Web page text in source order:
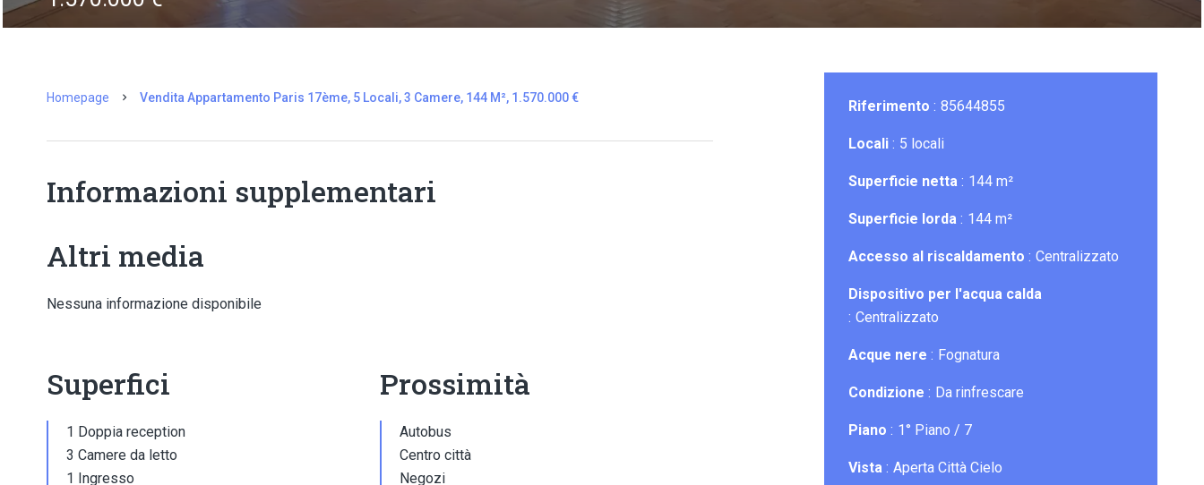
Homepage Vendita Appartamento Paris 17ème, 5 Locali, 3 Camere, 144 M², 1.570.000 €
Informazioni supplementari
Altri media
Nessuna informazione disponibile
Superfici
1 Doppia reception
3 Camere da letto
1 Ingresso
Prossimità
Autobus
Centro città
Negozi
Riferimento 85644855
Locali 5 locali
Superficie netta 144 m²
Superficie lorda 144 m²
Accesso al riscaldamento Centralizzato
Dispositivo per l'acqua calda
Centralizzato
Acque nere Fognatura
Condizione Da rinfrescare
Piano 1° Piano / 7
Vista Aperta Città Cielo